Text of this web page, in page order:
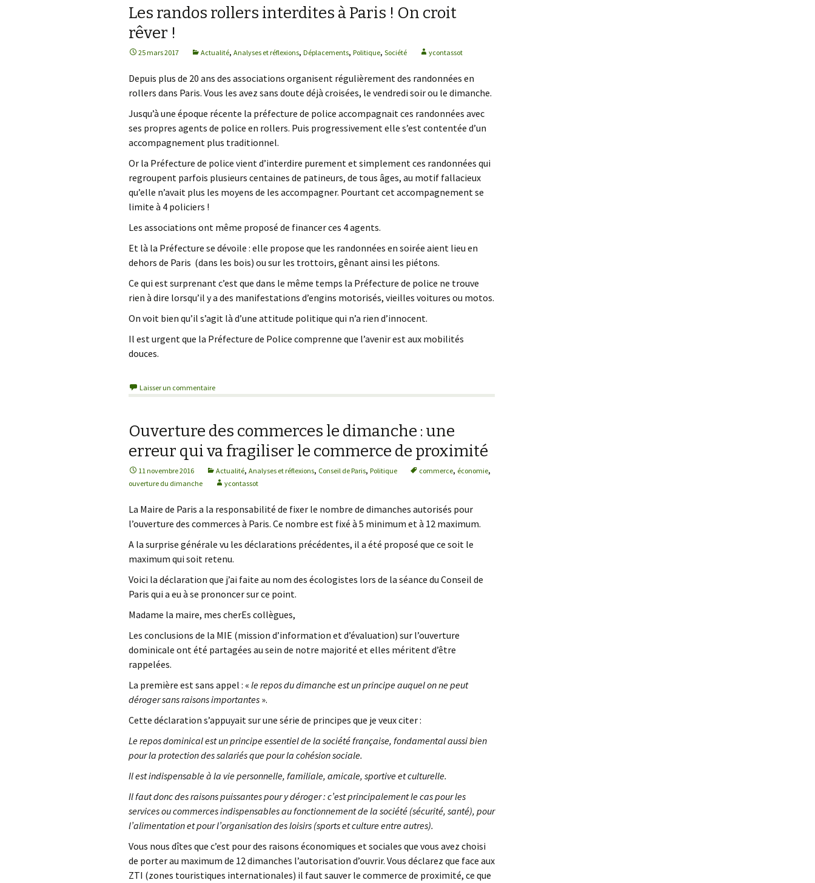
Les randos rollers interdites à Paris ! On croit
rêver !
25 mars 2017 Actualité, Analyses et réflexions, Déplacements, Politique, Société ycontassot
Depuis plus de 20 ans des associations organisent régulièrement des randonnées en
rollers dans Paris. Vous les avez sans doute déjà croisées, le vendredi soir ou le dimanche.
Jusqu’à une époque récente la préfecture de police accompagnait ces randonnées avec
ses propres agents de police en rollers. Puis progressivement elle s’est contentée d’un
accompagnement plus traditionnel.
Or la Préfecture de police vient d’interdire purement et simplement ces randonnées qui
regroupent parfois plusieurs centaines de patineurs, de tous âges, au motif fallacieux
qu’elle n’avait plus les moyens de les accompagner. Pourtant cet accompagnement se
limite à 4 policiers !
Les associations ont même proposé de financer ces 4 agents.
Et là la Préfecture se dévoile : elle propose que les randonnées en soirée aient lieu en
dehors de Paris (dans les bois) ou sur les trottoirs, gênant ainsi les piétons.
Ce qui est surprenant c’est que dans le même temps la Préfecture de police ne trouve
rien à dire lorsqu’il y a des manifestations d’engins motorisés, vieilles voitures ou motos.
On voit bien qu’il s’agit là d’une attitude politique qui n’a rien d’innocent.
Il est urgent que la Préfecture de Police comprenne que l’avenir est aux mobilités
douces.
Laisser un commentaire
Ouverture des commerces le dimanche : une
erreur qui va fragiliser le commerce de proximité
11 novembre 2016 Actualité, Analyses et réflexions, Conseil de Paris, Politique commerce, économie,
ouverture du dimanche ycontassot
La Maire de Paris a la responsabilité de fixer le nombre de dimanches autorisés pour
l’ouverture des commerces à Paris. Ce nombre est fixé à 5 minimum et à 12 maximum.
A la surprise générale vu les déclarations précédentes, il a été proposé que ce soit le
maximum qui soit retenu.
Voici la déclaration que j’ai faite au nom des écologistes lors de la séance du Conseil de
Paris qui a eu à se prononcer sur ce point.
Madame la maire, mes cherEs collègues,
Les conclusions de la MIE (mission d’information et d’évaluation) sur l’ouverture
dominicale ont été partagées au sein de notre majorité et elles méritent d’être
rappelées.
La première est sans appel : « le repos du dimanche est un principe auquel on ne peut
déroger sans raisons importantes ».
Cette déclaration s’appuyait sur une série de principes que je veux citer :
Le repos dominical est un principe essentiel de la société française, fondamental aussi bien
pour la protection des salariés que pour la cohésion sociale.
Il est indispensable à la vie personnelle, familiale, amicale, sportive et culturelle.
Il faut donc des raisons puissantes pour y déroger : c’est principalement le cas pour les
services ou commerces indispensables au fonctionnement de la société (sécurité, santé), pour
l’alimentation et pour l’organisation des loisirs (sports et culture entre autres).
Vous nous dîtes que c’est pour des raisons économiques et sociales que vous avez choisi
de porter au maximum de 12 dimanches l’autorisation d’ouvrir. Vous déclarez que face aux
ZTI (zones touristiques internationales) il faut sauver le commerce de proximité, ce que